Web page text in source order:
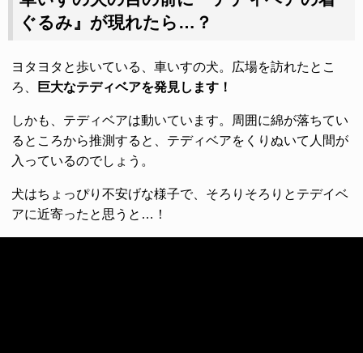
ぐるみ』が現れたら…？
ヨタヨタと歩いている、車いすの犬。広場を訪れたとこ
ろ、
巨大なテディベアを発見します！
しかも、テディベアは動いています。周囲に綿が落ちてい
るところから推測すると、テディベアをくりぬいて人間が
入っているのでしょう。
犬はちょっぴり不安げな様子で、そろりそろりとテデイベ
アに近寄ったと思うと…！